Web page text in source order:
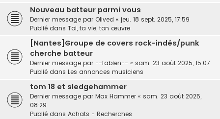
Nouveau batteur parmi vous
Dernier message par Olived « jeu. 18 sept. 2025, 17:59
Publié dans Toi, ta vie, ton œuvre
[Nantes]Groupe de covers rock-indés/punk
cherche batteur
Dernier message par --fabien-- « sam. 23 août 2025, 15:07
Publié dans Les annonces musiciens
tom 18 et sledgehammer
Dernier message par Max Hammer « sam. 23 août 2025,
08:29
Publié dans Achats - Recherches